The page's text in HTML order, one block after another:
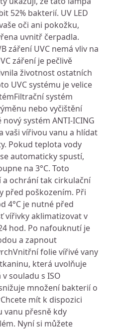
52% bakterií. UV LED
oči ani pokožku,
uvnitř čerpadla.
záření UVC nemá vliv na
záření je pečlivě
životnost ostatních
UVC systému je velice
systém
nebo vyčištění
systém ANTI-ICING
vaši vířivou vanu a hlídat
Pokud teplota vody
automaticky spustí,
na 3°C. Toto
ochrání tak cirkulační
před poškozením. Při
4°C je nutné před
vířivky aklimatizovat v
hod. Po nafouknutí je
a zapnout
folie vířivé vany
která uvolňuje
souladu s ISO
množení bakterií o
mít k dispozici
vanu přesně kdy
Nyní si můžete